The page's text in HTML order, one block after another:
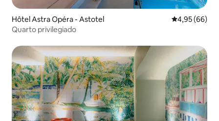
Hôtel Astra Opéra - Astotel 4,95 de uma
4,95 (66)
Quarto privilegiado